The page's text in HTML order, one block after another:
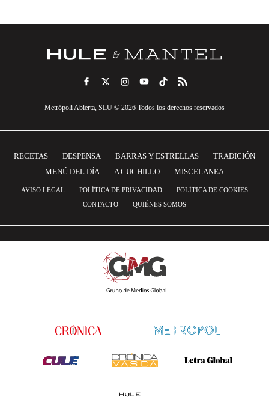
Metrópoli Abierta, SLU © 2026 Todos los derechos reservados
RECETAS DESPENSA BARRAS Y ESTRELLAS
TRADICIÓN
MENÚ DEL DÍA
A CUCHILLO MISCELANEA
AVISO LEGAL POLÍTICA DE PRIVACIDAD
POLÍTICA DE COOKIES
CONTACTO
QUIÉNES SOMOS